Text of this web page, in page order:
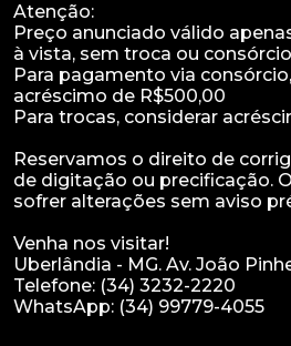
Atenção:
Preço anunciado válido
à vista, sem troca ou
Para pagamento via
acréscimo de R$500,00
Para trocas, considerar
Reservamos o direito de
de digitação ou precificação.
sofrer alterações sem aviso
Venha nos visitar!
Uberlândia - MG. Av. João
Telefone: (34) 3232-2220
WhatsApp: (34) 99779-4055